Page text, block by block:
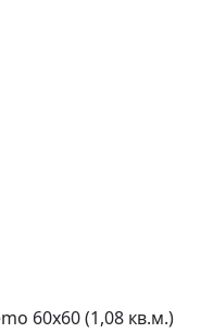
60x60 (1,08 кв.м.)